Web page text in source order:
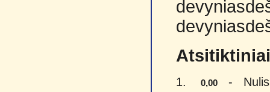
1. 0,00
- Nulis